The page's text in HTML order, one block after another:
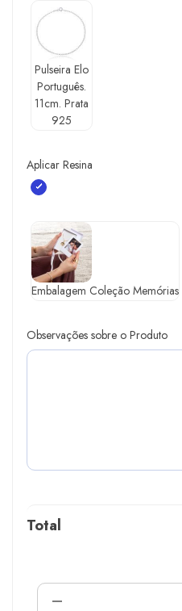
Pulseira Elo
Português.
11cm. Prata
925
Aplicar Resina
Embalagem Coleção Memórias
Observações sobre o Produto
Total